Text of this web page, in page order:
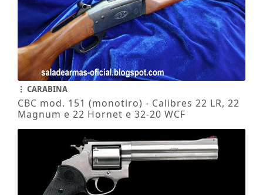
CARABINA
CBC mod. 151 (monotiro) - Calibres 22 LR, 22
Magnum e 22 Hornet e 32-20 WCF